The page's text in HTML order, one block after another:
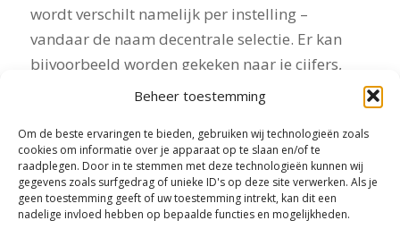
Beheer toestemming
Om de beste ervaringen te bieden, gebruiken wij technologieën zoals
cookies om informatie over je apparaat op te slaan en/of te
raadplegen. Door in te stemmen met deze technologieën kunnen wij
gegevens zoals surfgedrag of unieke ID's op deze site verwerken. Als je
geen toestemming geeft of uw toestemming intrekt, kan dit een
nadelige invloed hebben op bepaalde functies en mogelijkheden.
wordt verschilt namelijk per instelling –
vandaar de naam decentrale selectie. Er kan
bijvoorbeeld worden gekeken naar je cijfers,
motivatie, een kennistoets of referenties.
Op de website van de onderwijsinstelling vind je
onder ‘toelating’ of ‘selectie’ meestal
uitgebreide informatie, zoals:
algemene informatie en reglementen van de